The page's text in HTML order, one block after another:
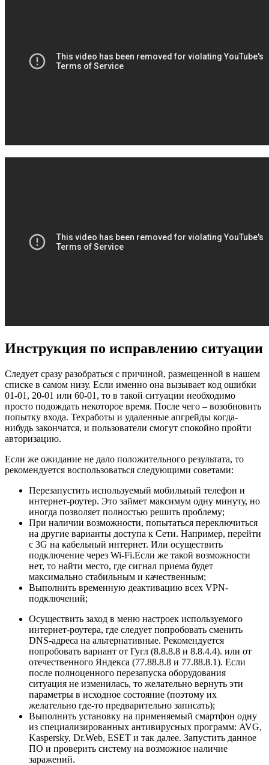
Инструкция по исправлению ситуации
Следует сразу разобраться с причиной, размещенной в нашем
списке в самом низу. Если именно она вызывает код ошибки
01-01, 20-01 или 60-01, то в такой ситуации необходимо
просто подождать некоторое время. После чего – возобновить
попытку входа. Техработы и удаленные апгрейды когда-
нибудь закончатся, и пользователи смогут спокойно пройти
авторизацию.
Если же ожидание не дало положительного результата, то
рекомендуется воспользоваться следующими советами:
Перезапустить используемый мобильный телефон и
интернет-роутер. Это займет максимум одну минуту, но
иногда позволяет полностью решить проблему;
При наличии возможности, попытаться переключиться
на другие варианты доступа к Сети. Например, перейти
с 3G на кабельный интернет. Или осуществить
подключение через Wi-Fi.Если же такой возможности
нет, то найти место, где сигнал приема будет
максимально стабильным и качественным;
Выполнить временную деактивацию всех VPN-
подключений;
Осуществить заход в меню настроек используемого
интернет-роутера, где следует попробовать сменить
DNS-адреса на альтернативные. Рекомендуется
попробовать вариант от Гугл (8.8.8.8 и 8.8.4.4). или от
отечественного Яндекса (77.88.8.8 и 77.88.8.1). Если
после полноценного перезапуска оборудования
ситуация не изменилась, то желательно вернуть эти
параметры в исходное состояние (поэтому их
желательно где-то предварительно записать);
Выполнить установку на применяемый смартфон одну
из специализированных антивирусных программ: AVG,
Kaspersky, Dr.Web, ESET и так далее. Запустить данное
ПО и проверить систему на возможное наличие
заражений.